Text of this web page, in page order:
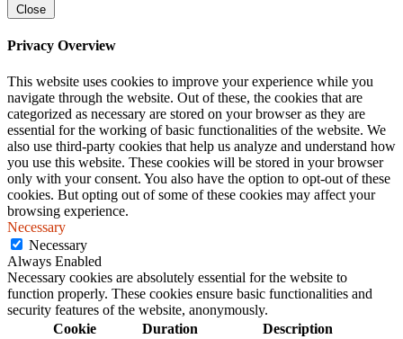
Close
Privacy Overview
This website uses cookies to improve your experience while you
navigate through the website. Out of these, the cookies that are
categorized as necessary are stored on your browser as they are
essential for the working of basic functionalities of the website. We
also use third-party cookies that help us analyze and understand how
you use this website. These cookies will be stored in your browser
only with your consent. You also have the option to opt-out of these
cookies. But opting out of some of these cookies may affect your
browsing experience.
Necessary
Necessary
Always Enabled
Necessary cookies are absolutely essential for the website to
function properly. These cookies ensure basic functionalities and
security features of the website, anonymously.
Cookie
Duration Description